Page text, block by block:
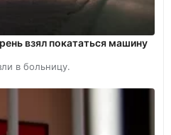
взял покататься машину
в больницу.